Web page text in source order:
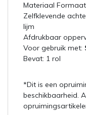
Materiaal
Zelfklevende
lijm
Afdrukbaar
Voor gebruik met:
Bevat: 1 rol
*Dit is een
beschikbaarheid.